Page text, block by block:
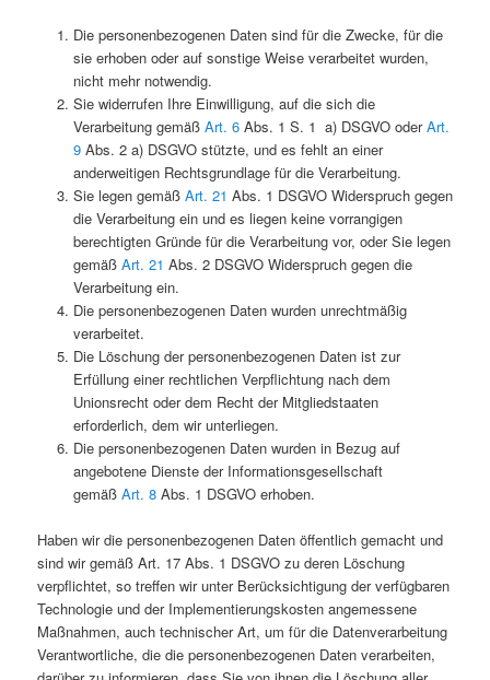
Die personenbezogenen Daten sind für die Zwecke, für die
sie erhoben oder auf sonstige Weise verarbeitet wurden,
nicht mehr notwendig.
Sie widerrufen Ihre Einwilligung, auf die sich die
Verarbeitung gemäß Art. 6Abs. 1 S. 1 a) DSGVO oderArt.
9Abs. 2 a) DSGVO stützte, und es fehlt an einer
anderweitigen Rechtsgrundlage für die Verarbeitung.
Sie legen gemäß Art. 21 Abs. 1 DSGVO Widerspruch gegen
die Verarbeitung ein und es liegen keine vorrangigen
berechtigten Gründe für die Verarbeitung vor, oder Sie legen
gemäß Art. 21 Abs. 2 DSGVO Widerspruch gegen die
Verarbeitung ein.
Die personenbezogenen Daten wurden unrechtmäßig
verarbeitet.
Die Löschung der personenbezogenen Daten ist zur
Erfüllung einer rechtlichen Verpflichtung nach dem
Unionsrecht oder dem Recht der Mitgliedstaaten
erforderlich, dem wir unterliegen.
Die personenbezogenen Daten wurden in Bezug auf
angebotene Dienste der Informationsgesellschaft
gemäß Art. 8Abs. 1 DSGVO erhoben.
Haben wir die personenbezogenen Daten öffentlich gemacht und
sind wir gemäß Art. 17 Abs. 1 DSGVO zu deren Löschung
verpflichtet, so treffen wir unter Berücksichtigung der verfügbaren
Technologie und der Implementierungskosten angemessene
Maßnahmen, auch technischer Art, um für die Datenverarbeitung
Verantwortliche, die die personenbezogenen Daten verarbeiten,